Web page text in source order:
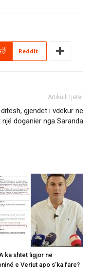
ReddIt
Artikulli tjetër
gjendet i vdekur në
doganier nga Saranda
ka shtet ligjor në
e Veriut apo s’ka fare?